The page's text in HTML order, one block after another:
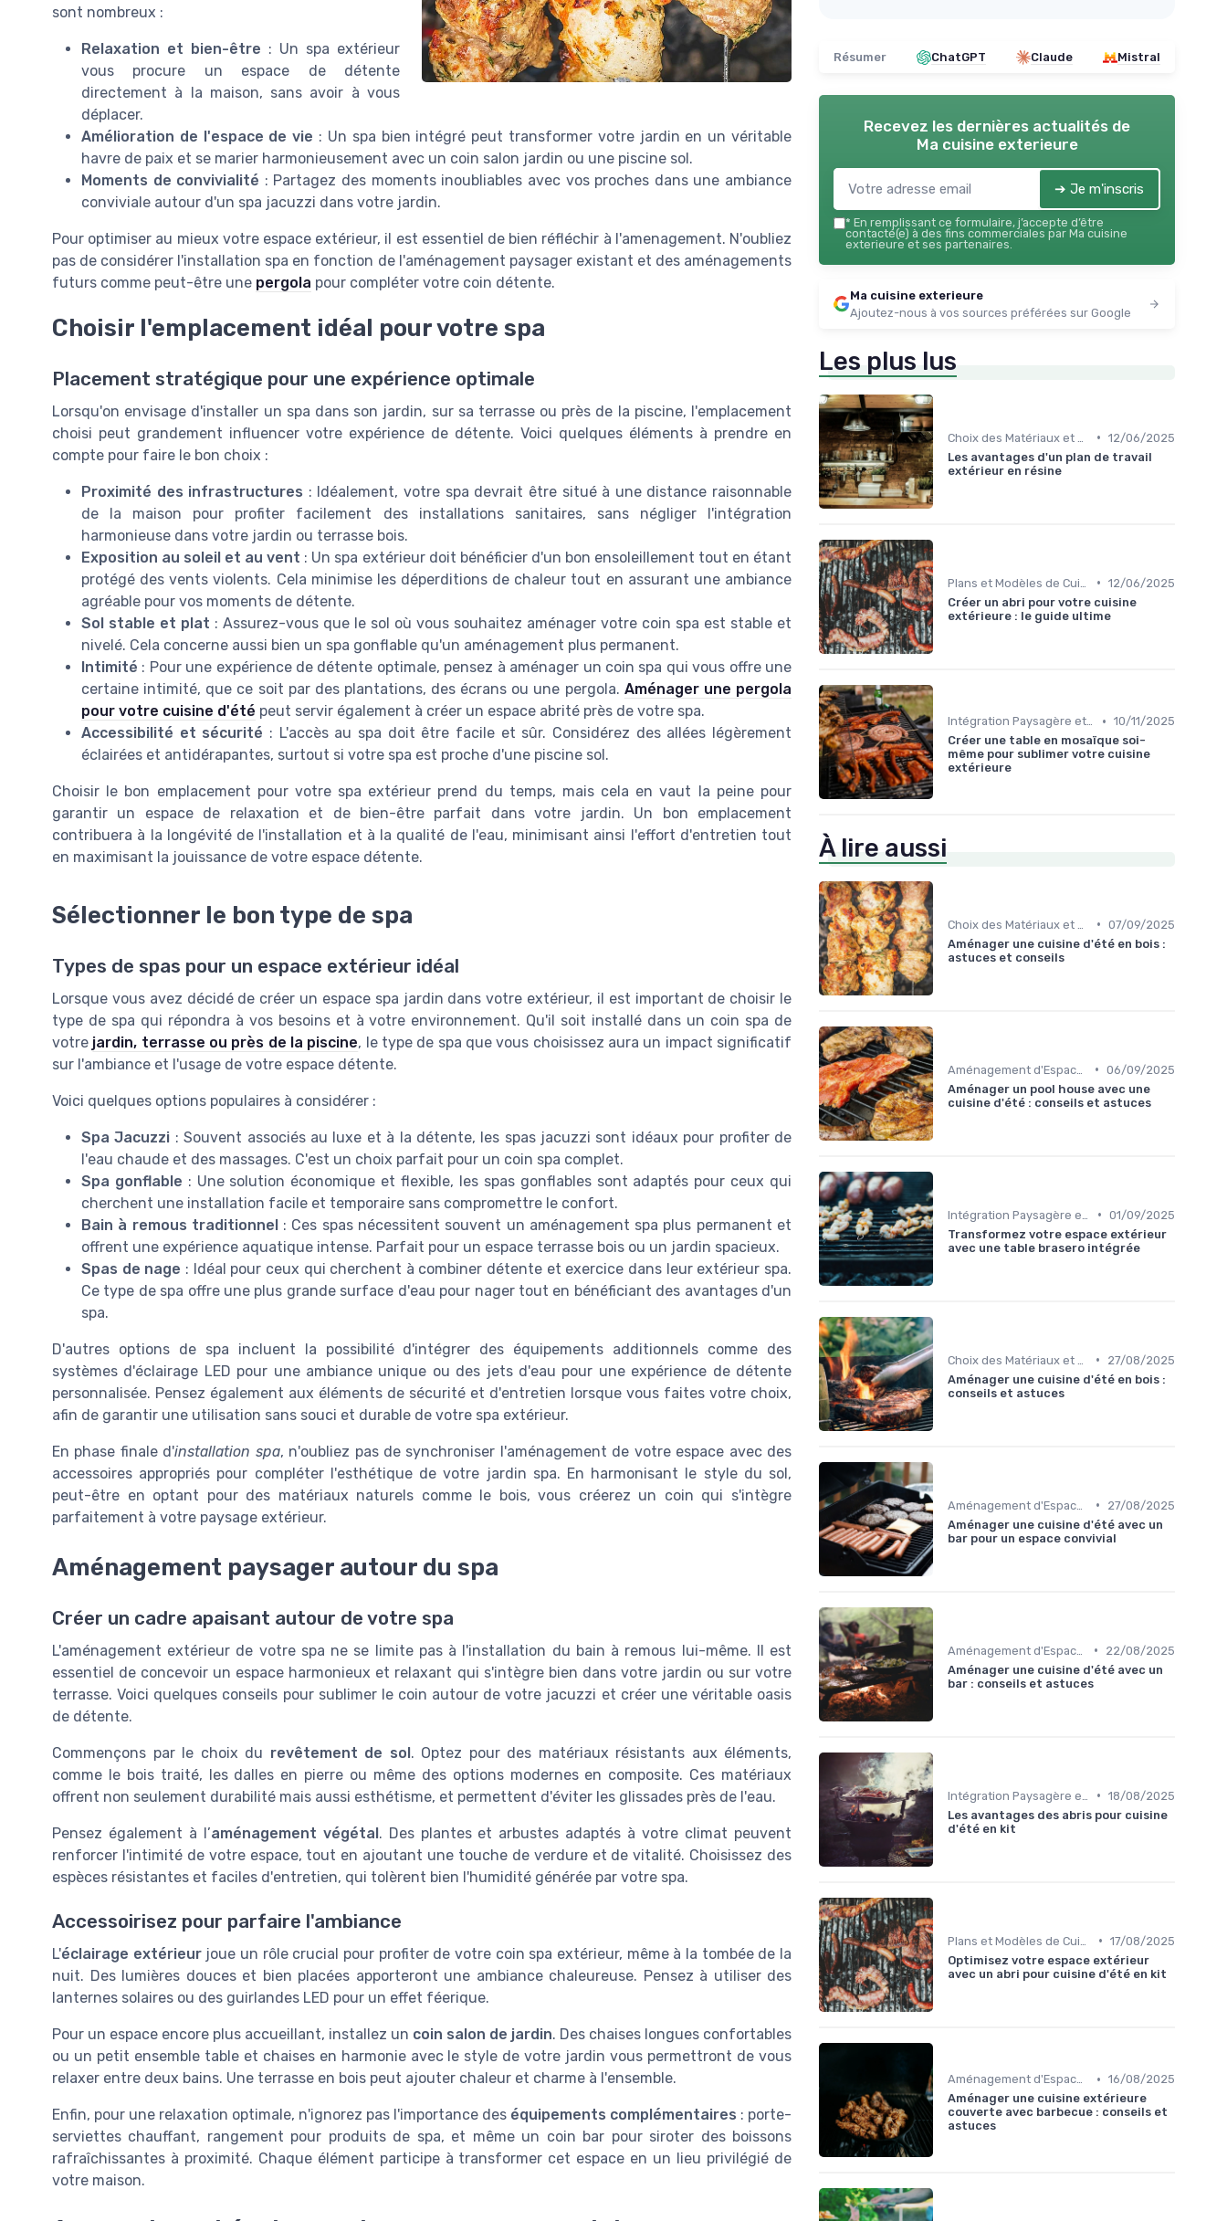
sont nombreux :
Relaxation et bien-être : Un spa extérieur
vous procure un espace de détente
directement à la maison, sans avoir à vous
déplacer.
Amélioration de l'espace de vie : Un spa bien intégré peut transformer votre jardin en un véritable
havre de paix et se marier harmonieusement avec un coin salon jardin ou une piscine sol.
Moments de convivialité : Partagez des moments inoubliables avec vos proches dans une ambiance
conviviale autour d'un spa jacuzzi dans votre jardin.
Pour optimiser au mieux votre espace extérieur, il est essentiel de bien réfléchir à l'amenagement. N'oubliez
pas de considérer l'installation spa en fonction de l'aménagement paysager existant et des aménagements
futurs comme peut-être une pergola pour compléter votre coin détente.
Choisir l'emplacement idéal pour votre spa
Placement stratégique pour une expérience optimale
Lorsqu'on envisage d'installer un spa dans son jardin, sur sa terrasse ou près de la piscine, l'emplacement
choisi peut grandement influencer votre expérience de détente. Voici quelques éléments à prendre en
compte pour faire le bon choix :
Proximité des infrastructures : Idéalement, votre spa devrait être situé à une distance raisonnable
de la maison pour profiter facilement des installations sanitaires, sans négliger l'intégration
harmonieuse dans votre jardin ou terrasse bois.
Exposition au soleil et au vent : Un spa extérieur doit bénéficier d'un bon ensoleillement tout en étant
protégé des vents violents. Cela minimise les déperditions de chaleur tout en assurant une ambiance
agréable pour vos moments de détente.
Sol stable et plat : Assurez-vous que le sol où vous souhaitez aménager votre coin spa est stable et
nivelé. Cela concerne aussi bien un spa gonflable qu'un aménagement plus permanent.
Intimité : Pour une expérience de détente optimale, pensez à aménager un coin spa qui vous offre une
certaine intimité, que ce soit par des plantations, des écrans ou une pergola. Aménager une pergola
pour votre cuisine d'été peut servir également à créer un espace abrité près de votre spa.
Accessibilité et sécurité : L'accès au spa doit être facile et sûr. Considérez des allées légèrement
éclairées et antidérapantes, surtout si votre spa est proche d'une piscine sol.
Choisir le bon emplacement pour votre spa extérieur prend du temps, mais cela en vaut la peine pour
garantir un espace de relaxation et de bien-être parfait dans votre jardin. Un bon emplacement
contribuera à la longévité de l'installation et à la qualité de l'eau, minimisant ainsi l'effort d'entretien tout
en maximisant la jouissance de votre espace détente.
Sélectionner le bon type de spa
Types de spas pour un espace extérieur idéal
Lorsque vous avez décidé de créer un espace spa jardin dans votre extérieur, il est important de choisir le
type de spa qui répondra à vos besoins et à votre environnement. Qu'il soit installé dans un coin spa de
votre jardin, terrasse ou près de la piscine, le type de spa que vous choisissez aura un impact significatif
sur l'ambiance et l'usage de votre espace détente.
Voici quelques options populaires à considérer :
Spa Jacuzzi : Souvent associés au luxe et à la détente, les spas jacuzzi sont idéaux pour profiter de
l'eau chaude et des massages. C'est un choix parfait pour un coin spa complet.
Spa gonflable : Une solution économique et flexible, les spas gonflables sont adaptés pour ceux qui
cherchent une installation facile et temporaire sans compromettre le confort.
Bain à remous traditionnel : Ces spas nécessitent souvent un aménagement spa plus permanent et
offrent une expérience aquatique intense. Parfait pour un espace terrasse bois ou un jardin spacieux.
Spas de nage : Idéal pour ceux qui cherchent à combiner détente et exercice dans leur extérieur spa.
Ce type de spa offre une plus grande surface d'eau pour nager tout en bénéficiant des avantages d'un
spa.
D'autres options de spa incluent la possibilité d'intégrer des équipements additionnels comme des
systèmes d'éclairage LED pour une ambiance unique ou des jets d'eau pour une expérience de détente
personnalisée. Pensez également aux éléments de sécurité et d'entretien lorsque vous faites votre choix,
afin de garantir une utilisation sans souci et durable de votre spa extérieur.
En phase finale d'installation spa, n'oubliez pas de synchroniser l'aménagement de votre espace avec des
accessoires appropriés pour compléter l'esthétique de votre jardin spa. En harmonisant le style du sol,
peut-être en optant pour des matériaux naturels comme le bois, vous créerez un coin qui s'intègre
parfaitement à votre paysage extérieur.
Aménagement paysager autour du spa
Créer un cadre apaisant autour de votre spa
L'aménagement extérieur de votre spa ne se limite pas à l'installation du bain à remous lui-même. Il est
essentiel de concevoir un espace harmonieux et relaxant qui s'intègre bien dans votre jardin ou sur votre
terrasse. Voici quelques conseils pour sublimer le coin autour de votre jacuzzi et créer une véritable oasis
de détente.
Commençons par le choix du revêtement de sol. Optez pour des matériaux résistants aux éléments,
comme le bois traité, les dalles en pierre ou même des options modernes en composite. Ces matériaux
offrent non seulement durabilité mais aussi esthétisme, et permettent d'éviter les glissades près de l'eau.
Pensez également à l’aménagement végétal. Des plantes et arbustes adaptés à votre climat peuvent
renforcer l'intimité de votre espace, tout en ajoutant une touche de verdure et de vitalité. Choisissez des
espèces résistantes et faciles d'entretien, qui tolèrent bien l'humidité générée par votre spa.
Accessoirisez pour parfaire l'ambiance
L'éclairage extérieurjoue un rôle crucial pour profiter de votre coin spa extérieur, même à la tombée de la
nuit. Des lumières douces et bien placées apporteront une ambiance chaleureuse. Pensez à utiliser des
lanternes solaires ou des guirlandes LED pour un effet féerique.
Pour un espace encore plus accueillant, installez un coin salon de jardin. Des chaises longues confortables
ou un petit ensemble table et chaises en harmonie avec le style de votre jardin vous permettront de vous
relaxer entre deux bains. Une terrasse en bois peut ajouter chaleur et charme à l'ensemble.
Enfin, pour une relaxation optimale, n'ignorez pas l'importance des équipements complémentaires : porte-
serviettes chauffant, rangement pour produits de spa, et même un coin bar pour siroter des boissons
rafraîchissantes à proximité. Chaque élément participe à transformer cet espace en un lieu privilégié de
votre maison.
Résumer ChatGPT Claude Mistral
Recevez les dernières actualités de
Ma cuisine exterieure
➔ Je m'inscris
* En remplissant ce formulaire, j’accepte d’être
contacté(e) à des fins commerciales par Ma cuisine
exterieure et ses partenaires.
Ma cuisine exterieure
Ajoutez-nous à vos sources préférées sur Google
Les plus lus
• 12/06/2025
Les avantages d'un plan de travail
extérieur en résine
• 12/06/2025
Créer un abri pour votre cuisine
extérieure : le guide ultime
Intégration Paysagère et Décoration • 10/11/2025
Créer une table en mosaïque soi-
même pour sublimer votre cuisine
extérieure
À lire aussi
• 07/09/2025
Aménager une cuisine d'été en bois :
astuces et conseils
• 06/09/2025
Aménager un pool house avec une
cuisine d'été : conseils et astuces
• 01/09/2025
Transformez votre espace extérieur
avec une table brasero intégrée
•
27/08/2025
Aménager une cuisine d'été en bois :
conseils et astuces
•
27/08/2025
Aménager une cuisine d'été avec un
bar pour un espace convivial
•
22/08/2025
Aménager une cuisine d'été avec un
bar : conseils et astuces
• 18/08/2025
Les avantages des abris pour cuisine
d'été en kit
• 17/08/2025
Optimisez votre espace extérieur
avec un abri pour cuisine d'été en kit
Aménagement d'Espaces de Cuisson • 16/08/2025
Aménager une cuisine extérieure
couverte avec barbecue : conseils et
astuces